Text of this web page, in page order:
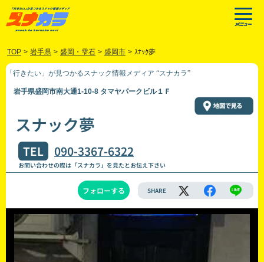
TOP > 岩手県 > 盛岡・雫石 > 盛岡市 > ｽﾅｯｸ夢
「行きたい」が見つかるスナック情報メディア “スナカラ”
岩手県盛岡市南大通1-10-8 タマヤパークビル１Ｆ
スナック夢
TEL 090-3367-6322
お問い合わせの際は「スナカラ」を見たとお伝え下さい
フォローする SHARE